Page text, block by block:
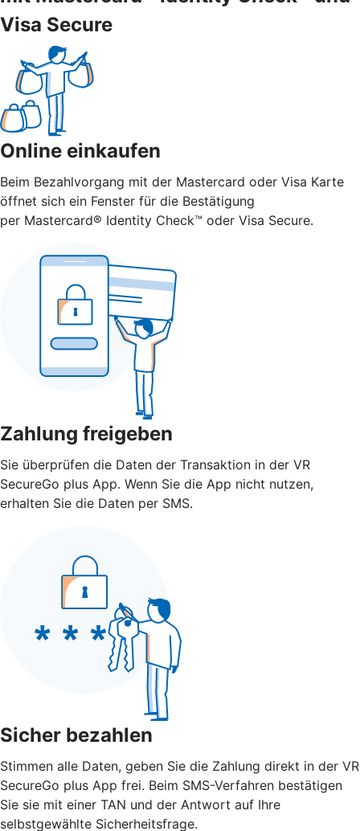
Visa Secure
Online einkaufen
Beim Bezahlvorgang mit der Mastercard oder Visa Karte
öffnet sich ein Fenster für die Bestätigung
per Mastercard® Identity Check™ oder Visa Secure.
Zahlung freigeben
Sie überprüfen die Daten der Transaktion in der VR
SecureGo plus App. Wenn Sie die App nicht nutzen,
erhalten Sie die Daten per SMS.
Sicher bezahlen
Stimmen alle Daten, geben Sie die Zahlung direkt in der VR
SecureGo plus App frei. Beim SMS-Verfahren bestätigen
Sie sie mit einer TAN und der Antwort auf Ihre
selbstgewählte Sicherheitsfrage.